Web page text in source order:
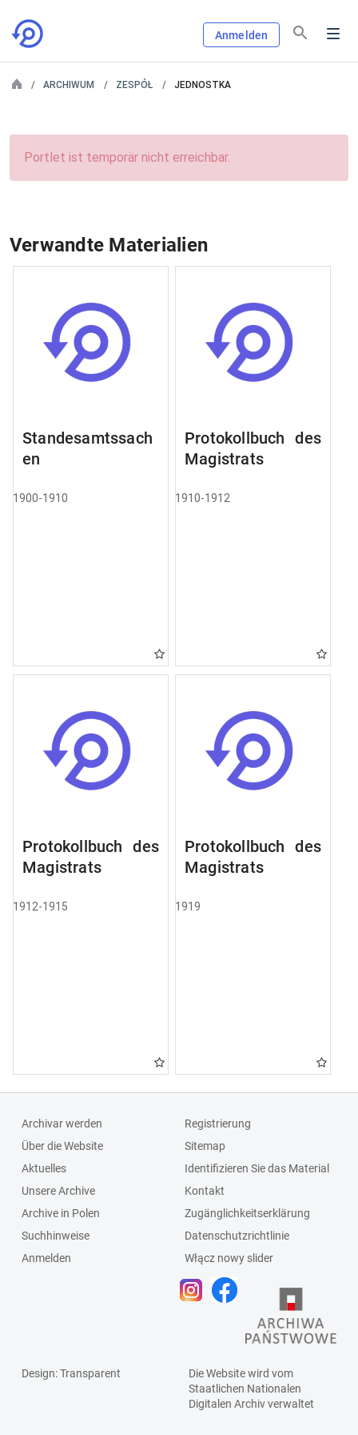
Anmelden
ARCHIWUM ZESPÓŁ JEDNOSTKA
Portlet ist temporär nicht erreichbar.
Verwandte Materialien
Standesamtssach
en
1900-1910
Protokollbuch des
Magistrats
1910-1912
Protokollbuch des
Magistrats
1912-1915
Protokollbuch des
Magistrats
1919
Archivar werden
Über die Website
Aktuelles
Unsere Archive
Archive in Polen
Suchhinweise
Anmelden
Registrierung
Sitemap
Identifizieren Sie das Material
Kontakt
Zugänglichkeitserklärung
Datenschutzrichtlinie
Włącz nowy slider
Design: Transparent
Die Website wird vom
Staatlichen Nationalen
Digitalen Archivverwaltet